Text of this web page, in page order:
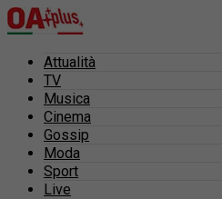
Attualità
TV
Musica
Cinema
Gossip
Moda
Sport
Live